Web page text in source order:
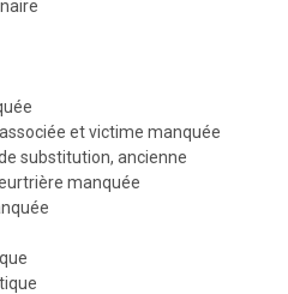
et victime manquée
substitution, ancienne
manquée